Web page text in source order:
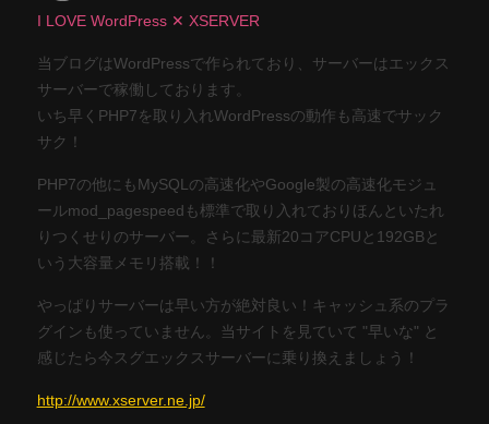
I LOVE WordPress ✕ XSERVER
当ブログはWordPressで作られており、サーバーはエックス
サーバーで稼働しております。
いち早くPHP7を取り入れWordPressの動作も高速でサック
サク！
PHP7の他にもMySQLの高速化やGoogle製の高速化モジュ
ールmod_pagespeedも標準で取り入れておりほんといたれ
りつくせりのサーバー。さらに最新20コアCPUと192GBと
いう大容量メモリ搭載！！
やっぱりサーバーは早い方が絶対良い！キャッシュ系のプラ
グインも使っていません。当サイトを見ていて "早いな" と
感じたら今スグエックスサーバーに乗り換えましょう！
http://www.xserver.ne.jp/